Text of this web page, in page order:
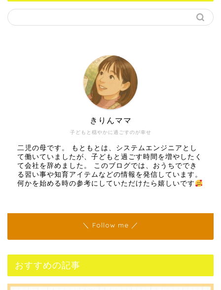
子どもと穏やかに過ごすのが幸せ
きりんママ
二児の母です。 もともとは、システムエンジニアとし
て働いていましたが、子どもと過ごす時間を増やしたく
て会社を辞めました。 このブログでは、おうちででき
る習い事や知育アイテムなどの情報を発信しています。
何かを始める時の参考にしていただけたら嬉しいです
＼ Follow me ／
おすすめの記事